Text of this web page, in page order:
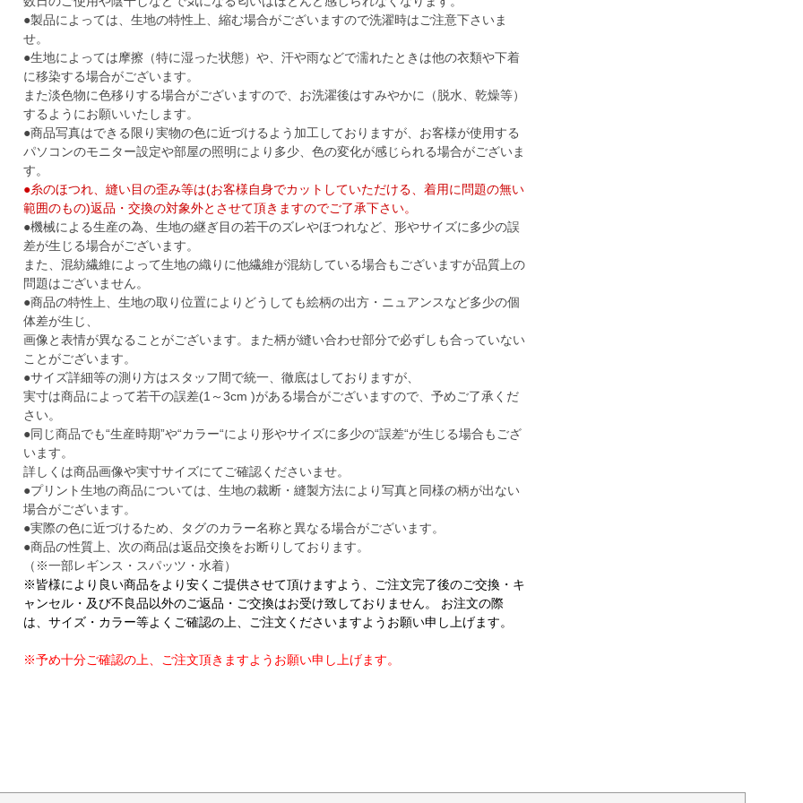
●製品によっては、生地の特性上、縮む場合がございますので洗濯時はご注意下さいま
せ。
●生地によっては摩擦（特に湿った状態）や、汗や雨などで濡れたときは他の衣類や下着
に移染する場合がございます。
また淡色物に色移りする場合がございますので、お洗濯後はすみやかに（脱水、乾燥等）
するようにお願いいたします。
●商品写真はできる限り実物の色に近づけるよう加工しておりますが、お客様が使用する
パソコンのモニター設定や部屋の照明により多少、色の変化が感じられる場合がございま
す。
●糸のほつれ、縫い目の歪み等は(お客様自身でカットしていただける、着用に問題の無い
範囲のもの)返品・交換の対象外とさせて頂きますのでご了承下さい。
●機械による生産の為、生地の継ぎ目の若干のズレやほつれなど、形やサイズに多少の誤
差が生じる場合がございます。
また、混紡繊維によって生地の織りに他繊維が混紡している場合もございますが品質上の
問題はございません。
●商品の特性上、生地の取り位置によりどうしても絵柄の出方・ニュアンスなど多少の個
体差が生じ、
画像と表情が異なることがございます。また柄が縫い合わせ部分で必ずしも合っていない
ことがございます。
●サイズ詳細等の測り方はスタッフ間で統一、徹底はしておりますが、
実寸は商品によって若干の誤差(1～3cm )がある場合がございますので、予めご了承くだ
さい。
●同じ商品でも“生産時期”や“カラー“により形やサイズに多少の“誤差“が生じる場合もござ
います。
詳しくは商品画像や実寸サイズにてご確認くださいませ。
●プリント生地の商品については、生地の裁断・縫製方法により写真と同様の柄が出ない
場合がございます。
●実際の色に近づけるため、タグのカラー名称と異なる場合がございます。
●商品の性質上、次の商品は返品交換をお断りしております。
（※一部レギンス・スパッツ・水着）
※皆様により良い商品をより安くご提供させて頂けますよう、ご注文完了後のご交換・キ
ャンセル・及び不良品以外のご返品・ご交換はお受け致しておりません。 お注文の際
は、サイズ・カラー等よくご確認の上、ご注文くださいますようお願い申し上げます。
※予め十分ご確認の上、ご注文頂きますようお願い申し上げます。